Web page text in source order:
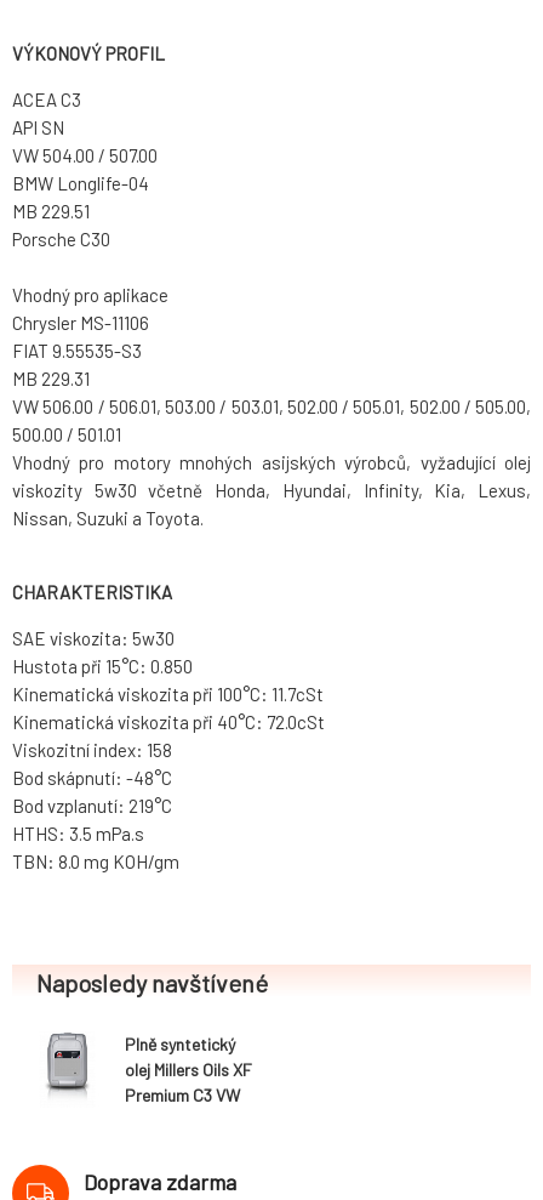
VÝKONOVÝ PROFIL
ACEA C3
API SN
VW 504.00 / 507.00
BMW Longlife-04
MB 229.51
Porsche C30
Vhodný pro aplikace
Chrysler MS-11106
FIAT 9.55535-S3
MB 229.31
VW 506.00 / 506.01, 503.00 / 503.01, 502.00 / 505.01, 502.00 / 505.00,
500.00 / 501.01
Vhodný pro motory mnohých asijských výrobců, vyžadující olej
viskozity 5w30 včetně Honda, Hyundai, Infinity, Kia, Lexus,
Nissan, Suzuki a Toyota.
CHARAKTERISTIKA
SAE viskozita: 5w30
Hustota při 15°C: 0.850
Kinematická viskozita při 100°C: 11.7cSt
Kinematická viskozita při 40°C: 72.0cSt
Viskozitní index: 158
Bod skápnutí: -48°C
Bod vzplanutí: 219°C
HTHS: 3.5 mPa.s
TBN: 8.0 mg KOH/gm
Naposledy navštívené
Plně syntetický
olej Millers Oils XF
Premium C3 VW
Doprava zdarma